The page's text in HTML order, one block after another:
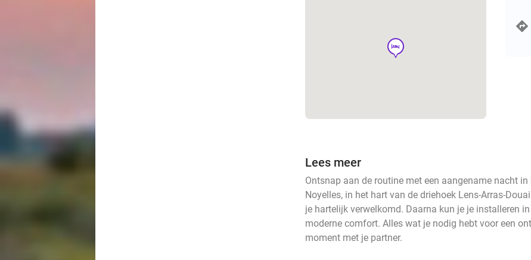
hotel
Lees meer
Ontsnap aan de routine met een aangename nacht
Noyelles, in het hart van de driehoek Lens-Arras-
je hartelijk verwelkomd. Daarna kun je je installeren
moderne comfort. Alles wat je nodig hebt voor een
moment met je partner.